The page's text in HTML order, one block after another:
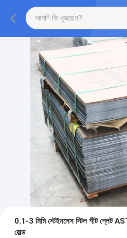
0.1-3 মিমি স্টেইনলেস স্টিল শীট
রোল্ড